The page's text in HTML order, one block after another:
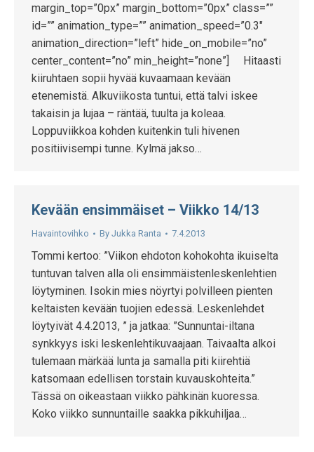
margin_top=”0px” margin_bottom=”0px” class=””
id=”” animation_type=”” animation_speed=”0.3″
animation_direction=”left” hide_on_mobile=”no”
center_content=”no” min_height=”none”] Hitaasti
kiiruhtaen sopii hyvää kuvaamaan kevään
etenemistä. Alkuviikosta tuntui, että talvi iskee
takaisin ja lujaa – räntää, tuulta ja koleaa.
Loppuviikkoa kohden kuitenkin tuli hivenen
positiivisempi tunne. Kylmä jakso…
Kevään ensimmäiset – Viikko 14/13
Havaintovihko By Jukka Ranta 7.4.2013
Tommi kertoo: ”Viikon ehdoton kohokohta ikuiselta
tuntuvan talven alla oli ensimmäistenleskenlehtien
löytyminen. Isokin mies nöyrtyi polvilleen pienten
keltaisten kevään tuojien edessä. Leskenlehdet
löytyivät 4.4.2013, ” ja jatkaa: ”Sunnuntai-iltana
synkkyys iski leskenlehtikuvaajaan. Taivaalta alkoi
tulemaan märkää lunta ja samalla piti kiirehtiä
katsomaan edellisen torstain kuvauskohteita.”
Tässä on oikeastaan viikko pähkinän kuoressa.
Koko viikko sunnuntaille saakka pikkuhiljaa…